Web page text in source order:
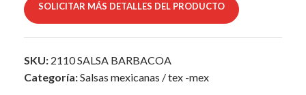
SOLICITAR MÁS DETALLES DEL PRODUCTO
SKU: 2110 SALSA BARBACOA
Categoría:Salsas mexicanas / tex -mex